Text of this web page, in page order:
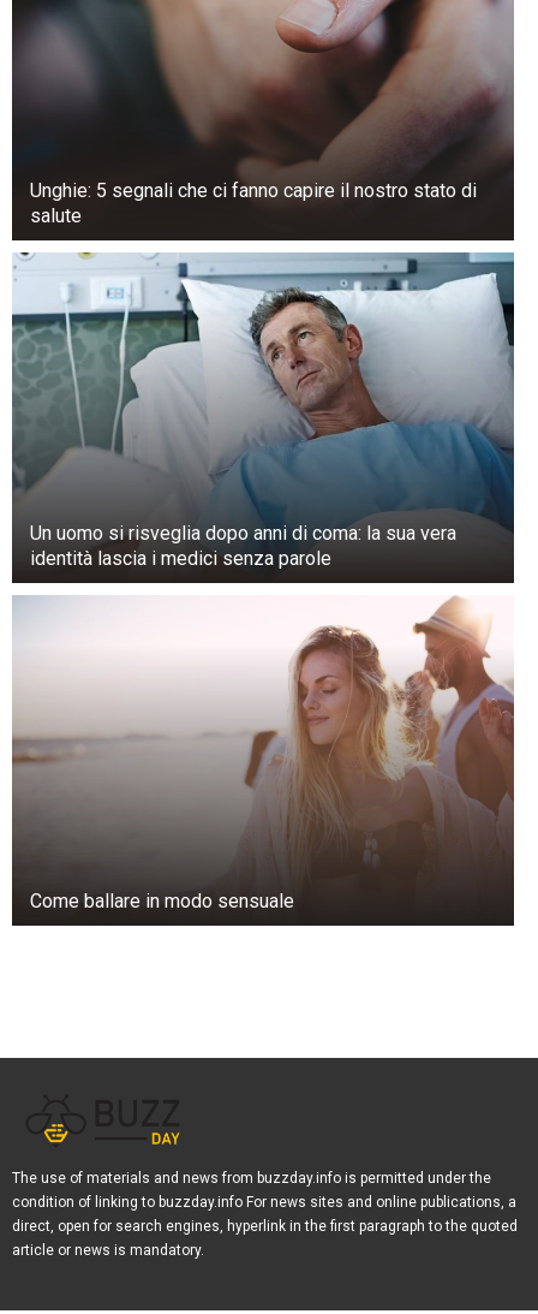
Unghie: 5 segnali che ci fanno capire il nostro stato di
salute
Un uomo si risveglia dopo anni di coma: la sua vera
identità lascia i medici senza parole
Come ballare in modo sensuale
The use of materials and news from buzzday.info is permitted under the
condition of linking to buzzday.info For news sites and online publications, a
direct, open for search engines, hyperlink in the first paragraph to the quoted
article or news is mandatory.